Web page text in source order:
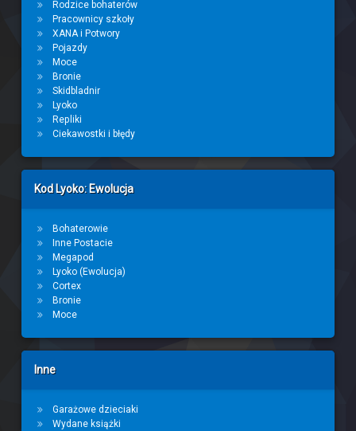
Rodzice bohaterów
Pracownicy szkoły
XANA i Potwory
Pojazdy
Moce
Bronie
Skidbladnir
Lyoko
Repliki
Ciekawostki i błędy
Kod Lyoko: Ewolucja
Bohaterowie
Inne Postacie
Megapod
Lyoko (Ewolucja)
Cortex
Bronie
Moce
Inne
Garażowe dzieciaki
Wydane książki